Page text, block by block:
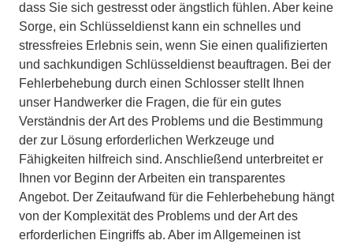
dass Sie sich gestresst oder ängstlich fühlen. Aber keine
Sorge, ein Schlüsseldienst kann ein schnelles und
stressfreies Erlebnis sein, wenn Sie einen qualifizierten
und sachkundigen Schlüsseldienst beauftragen. Bei der
Fehlerbehebung durch einen Schlosser stellt Ihnen
unser Handwerker die Fragen, die für ein gutes
Verständnis der Art des Problems und die Bestimmung
der zur Lösung erforderlichen Werkzeuge und
Fähigkeiten hilfreich sind. Anschließend unterbreitet er
Ihnen vor Beginn der Arbeiten ein transparentes
Angebot. Der Zeitaufwand für die Fehlerbehebung hängt
von der Komplexität des Problems und der Art des
erforderlichen Eingriffs ab. Aber im Allgemeinen ist